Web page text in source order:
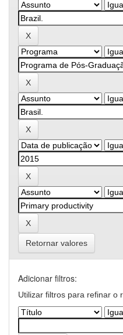
Retornar valores
Adicionar filtros:
Utilizar filtros para refinar o